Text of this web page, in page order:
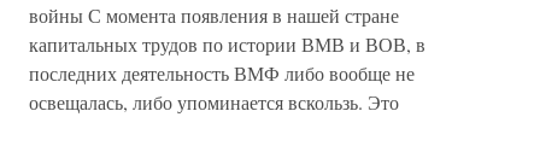
войны С момента появления в нашей стране
капитальных трудов по истории ВМВ и ВОВ, в
последних деятельность ВМФ либо вообще не
освещалась, либо упоминается вскользь. Это